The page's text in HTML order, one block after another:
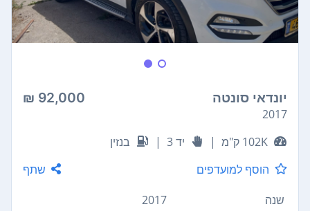
יונדאי סונטה 92,000 ₪
2017
102K ק"מ
| יד 3 |
בנזין
הוסף למועדפים
שתף
שנה
2017